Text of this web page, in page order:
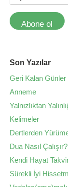
Abone ol
Son Yazılar
Geri Kalan Günler
Anneme
Yalnızlıktan
Kelimeler
Dertlerden
Dua Nasıl Çalışır?
Kendi Hayat
Sürekli İyi